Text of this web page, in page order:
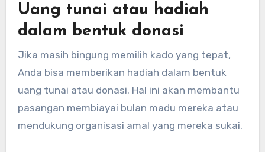
Uang tunai atau hadiah
dalam bentuk donasi
Jika masih bingung memilih kado yang tepat,
Anda bisa memberikan hadiah dalam bentuk
uang tunai atau donasi. Hal ini akan membantu
pasangan membiayai bulan madu mereka atau
mendukung organisasi amal yang mereka sukai.